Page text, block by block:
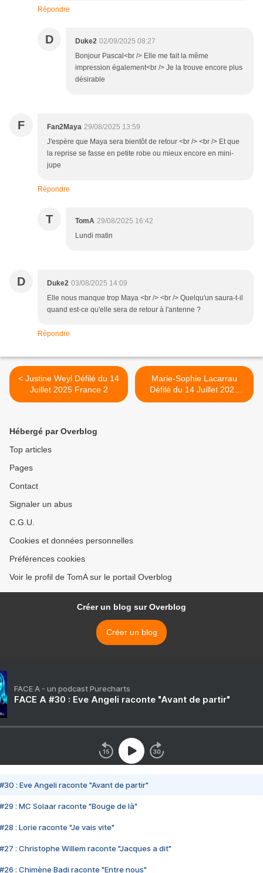
Répondre
D Duke2 02/09/2025 08:27
Bonjour Pascal<br /> Elle me fait la même
impression également<br /> Je la trouve encore plus
désirable
F Fan2Maya 29/08/2025 13:59
J'espère que Maya sera bientôt de retour <br /> <br /> Et que
la reprise se fasse en petite robe ou mieux encore en mini-
jupe
Répondre
T TomA 29/08/2025 16:42
Lundi matin
D Duke2 03/08/2025 14:09
Elle nous manque trop Maya <br /> <br /> Quelqu'un saura-t-il
quand est-ce qu'elle sera de retour à l'antenne ?
Répondre
< Justine Weyl Défilé du 14
Juillet 2025 France 2
Marie-Sophie Lacarrau
Défilé du 14 Juillet 2025
TF1 >
Hébergé par Overblog
Top articles
Pages
Contact
Signaler un abus
C.G.U.
Cookies et données personnelles
Préférences cookies
Voir le profil de TomA sur le portail Overblog
Créer un blog sur Overblog
Créer un blog
FACE A - un podcast Purecharts
FACE A #30 : Eve Angeli raconte "Avant de partir"
#30 : Eve Angeli raconte "Avant de partir"
#29 : MC Solaar raconte "Bouge de là"
#28 : Lorie raconte "Je vais vite"
#27 : Christophe Willem raconte "Jacques a dit"
#26 : Chimène Badi raconte "Entre nous"